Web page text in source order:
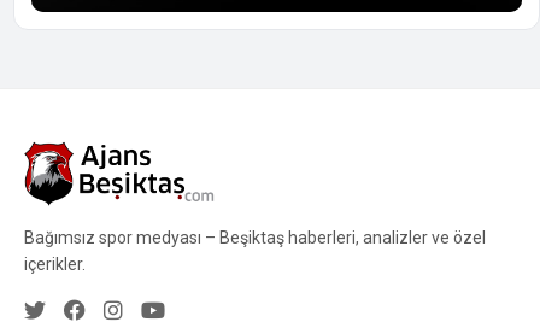
Bağımsız spor medyası – Beşiktaş haberleri, analizler ve özel
içerikler.